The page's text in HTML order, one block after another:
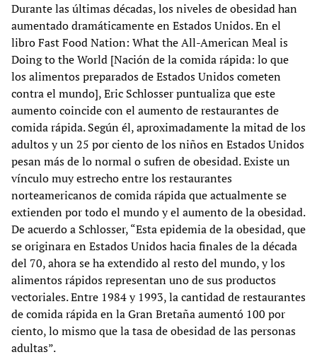
Durante las últimas décadas, los niveles de obesidad han
aumentado dramáticamente en Estados Unidos. En el
libro Fast Food Nation: What the All-American Meal is
Doing to the World [Nación de la comida rápida: lo que
los alimentos preparados de Estados Unidos cometen
contra el mundo], Eric Schlosser puntualiza que este
aumento coincide con el aumento de restaurantes de
comida rápida. Según él, aproximadamente la mitad de los
adultos y un 25 por ciento de los niños en Estados Unidos
pesan más de lo normal o sufren de obesidad. Existe un
vínculo muy estrecho entre los restaurantes
norteamericanos de comida rápida que actualmente se
extienden por todo el mundo y el aumento de la obesidad.
De acuerdo a Schlosser, “Esta epidemia de la obesidad, que
se originara en Estados Unidos hacia finales de la década
del 70, ahora se ha extendido al resto del mundo, y los
alimentos rápidos representan uno de sus productos
vectoriales. Entre 1984 y 1993, la cantidad de restaurantes
de comida rápida en la Gran Bretaña aumentó 100 por
ciento, lo mismo que la tasa de obesidad de las personas
adultas”.